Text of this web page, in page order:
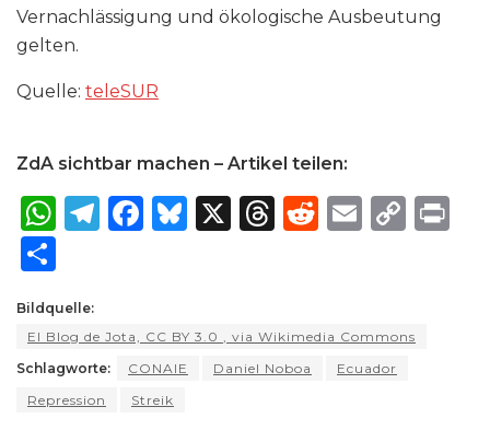
Vernachlässigung und ökologische Ausbeutung
gelten.
Quelle: teleSUR
ZdA sichtbar machen – Artikel teilen:
W
ts
A
p
T
ra
m
F
b
o
B
k
y
X
T
d
s
R
t
E
C
Li
ar
e
Bildquelle:
El Blog de Jota, CC BY 3.0
, via Wikimedia Commons
Schlagworte:
CONAIE Daniel Noboa
Ecuador
Repression
Streik